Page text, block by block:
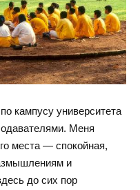
кампусу университета
Меня
места — спокойная,
и
до сих пор